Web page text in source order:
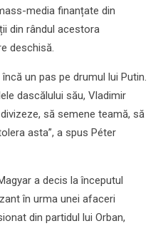
media finanțate din
din rândul acestora
deschisă.
un pas pe drumul lui Putin.
dascălului său, Vladimir
să semene teamă, să
asta”, a spus Péter
a decis la începutul
în urma unei afaceri
din partidul lui Orban,